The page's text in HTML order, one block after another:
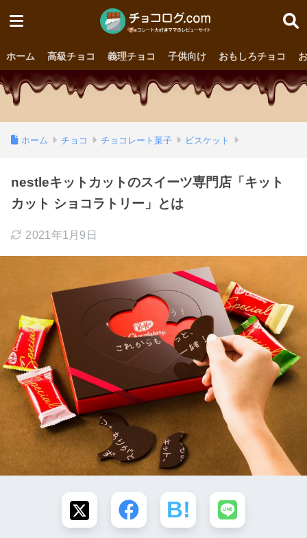
ホーム 高級チョコ 義理チョコ 子供向け おもしろチョコ
ホーム チョコ チョコレート菓子 ビスケット
nestleキットカットのスイーツ専門店「キット
カット ショコラトリー」とは
2021年1月9日